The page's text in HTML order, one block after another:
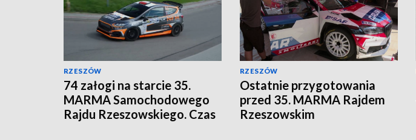
RZESZÓW
74 załogi na starcie 35.
MARMA Samochodowego
Rajdu Rzeszowskiego. Czas
RZESZÓW
Ostatnie przygotowania
przed 35. MARMA Rajdem
Rzeszowskim